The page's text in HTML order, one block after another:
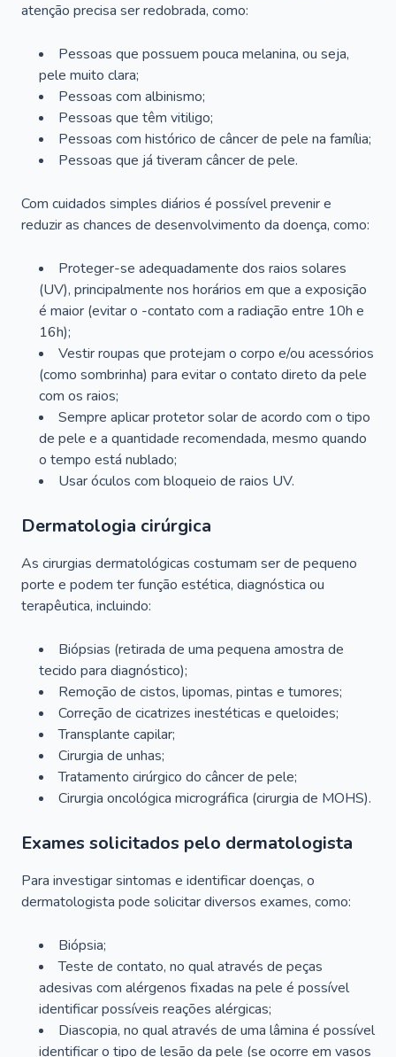
atenção precisa ser redobrada, como:
Pessoas que possuem pouca melanina, ou seja,
pele muito clara;
Pessoas com albinismo;
Pessoas que têm vitiligo;
Pessoas com histórico de câncer de pele na família;
Pessoas que já tiveram câncer de pele.
Com cuidados simples diários é possível prevenir e
reduzir as chances de desenvolvimento da doença, como:
Proteger-se adequadamente dos raios solares
(UV), principalmente nos horários em que a exposição
é maior (evitar o -contato com a radiação entre 10h e
16h);
Vestir roupas que protejam o corpo e/ou acessórios
(como sombrinha) para evitar o contato direto da pele
com os raios;
Sempre aplicar protetor solar de acordo com o tipo
de pele e a quantidade recomendada, mesmo quando
o tempo está nublado;
Usar óculos com bloqueio de raios UV.
Dermatologia cirúrgica
As cirurgias dermatológicas costumam ser de pequeno
porte e podem ter função estética, diagnóstica ou
terapêutica, incluindo:
Biópsias (retirada de uma pequena amostra de
tecido para diagnóstico);
Remoção de cistos, lipomas, pintas e tumores;
Correção de cicatrizes inestéticas e queloides;
Transplante capilar;
Cirurgia de unhas;
Tratamento cirúrgico do câncer de pele;
Cirurgia oncológica micrográfica (cirurgia de MOHS).
Exames solicitados pelo dermatologista
Para investigar sintomas e identificar doenças, o
dermatologista pode solicitar diversos exames, como:
Biópsia;
Teste de contato, no qual através de peças
adesivas com alérgenos fixadas na pele é possível
identificar possíveis reações alérgicas;
Diascopia, no qual através de uma lâmina é possível
identificar o tipo de lesão da pele (se ocorre em vasos